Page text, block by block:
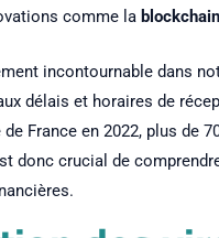
comme la blockchain
incontournable dans
délais et horaires de
France en 2022, plus de
donc crucial de